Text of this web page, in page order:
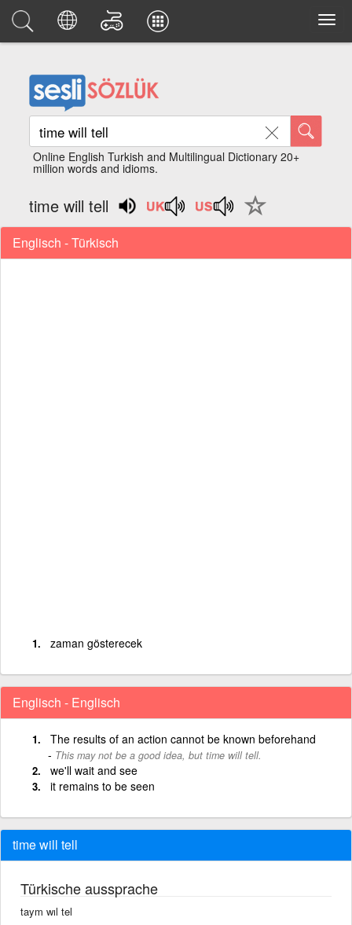
Online English Turkish and Multilingual Dictionary 20+
million words and idioms.
time will tell
Englisch - Türkisch
zaman gösterecek
Englisch - Englisch
The results of an action cannot be known beforehand
This may not be a good idea, but time will tell.
we'll wait and see
it remains to be seen
time will tell
Türkische aussprache
taym wıl tel